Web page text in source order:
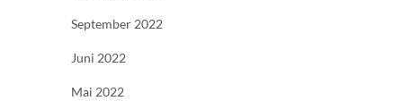
September 2022
Juni 2022
Mai 2022